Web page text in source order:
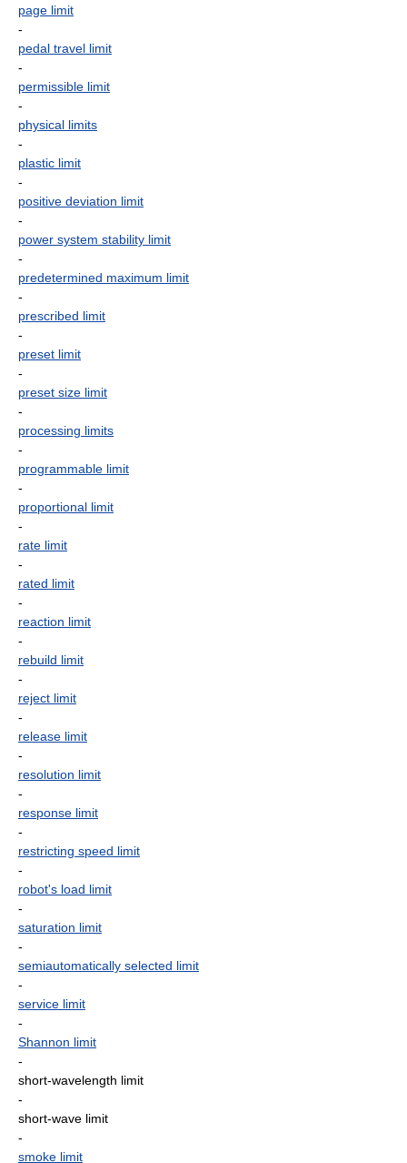
page limit
-
pedal travel limit
-
permissible limit
-
physical limits
-
plastic limit
-
positive deviation limit
-
power system stability limit
-
predetermined maximum limit
-
prescribed limit
-
preset limit
-
preset size limit
-
processing limits
-
programmable limit
-
proportional limit
-
rate limit
-
rated limit
-
reaction limit
-
rebuild limit
-
reject limit
-
release limit
-
resolution limit
-
response limit
-
restricting speed limit
-
robot's load limit
-
saturation limit
-
semiautomatically selected limit
-
service limit
-
Shannon limit
-
short-wavelength limit
-
short-wave limit
-
smoke limit